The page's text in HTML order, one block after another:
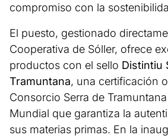
compromiso con la
El puesto, gestionado
Cooperativa de Sóller, ofrece
productos con el sello Distintiu
Tramuntana, una certificación
Consorcio Serra de
Mundial que garantiza la
sus materias primas. En la